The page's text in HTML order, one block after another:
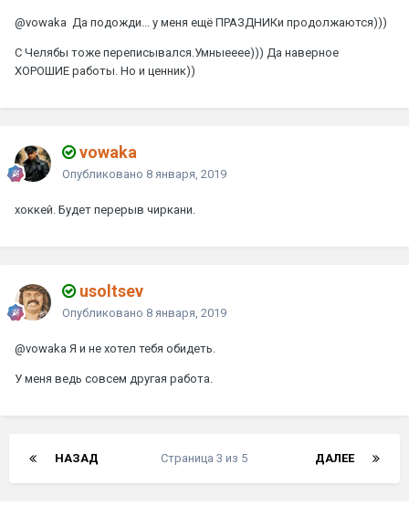
@vowaka Да подожди... у меня ещё ПРАЗДНИКи продолжаются)))
С Челябы тоже переписывался.Умныееее))) Да наверное
ХОРОШИЕ работы. Но и ценник))
vowaka
Опубликовано 8 января, 2019
хоккей. Будет перерыв чиркани.
usoltsev
Опубликовано 8 января, 2019
@vowaka Я и не хотел тебя обидеть.
У меня ведь совсем другая работа.
НАЗАД ДАЛЕЕ
Страница 3 из 5